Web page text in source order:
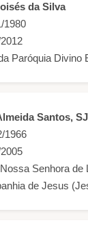
da Silva
1980
Paróquia Divino
Santos, SJ
1966
Senhora de
de Jesus